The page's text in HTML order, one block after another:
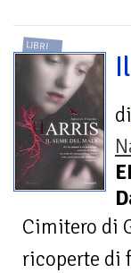
LIBRI
di
Cimitero di
ricoperte di